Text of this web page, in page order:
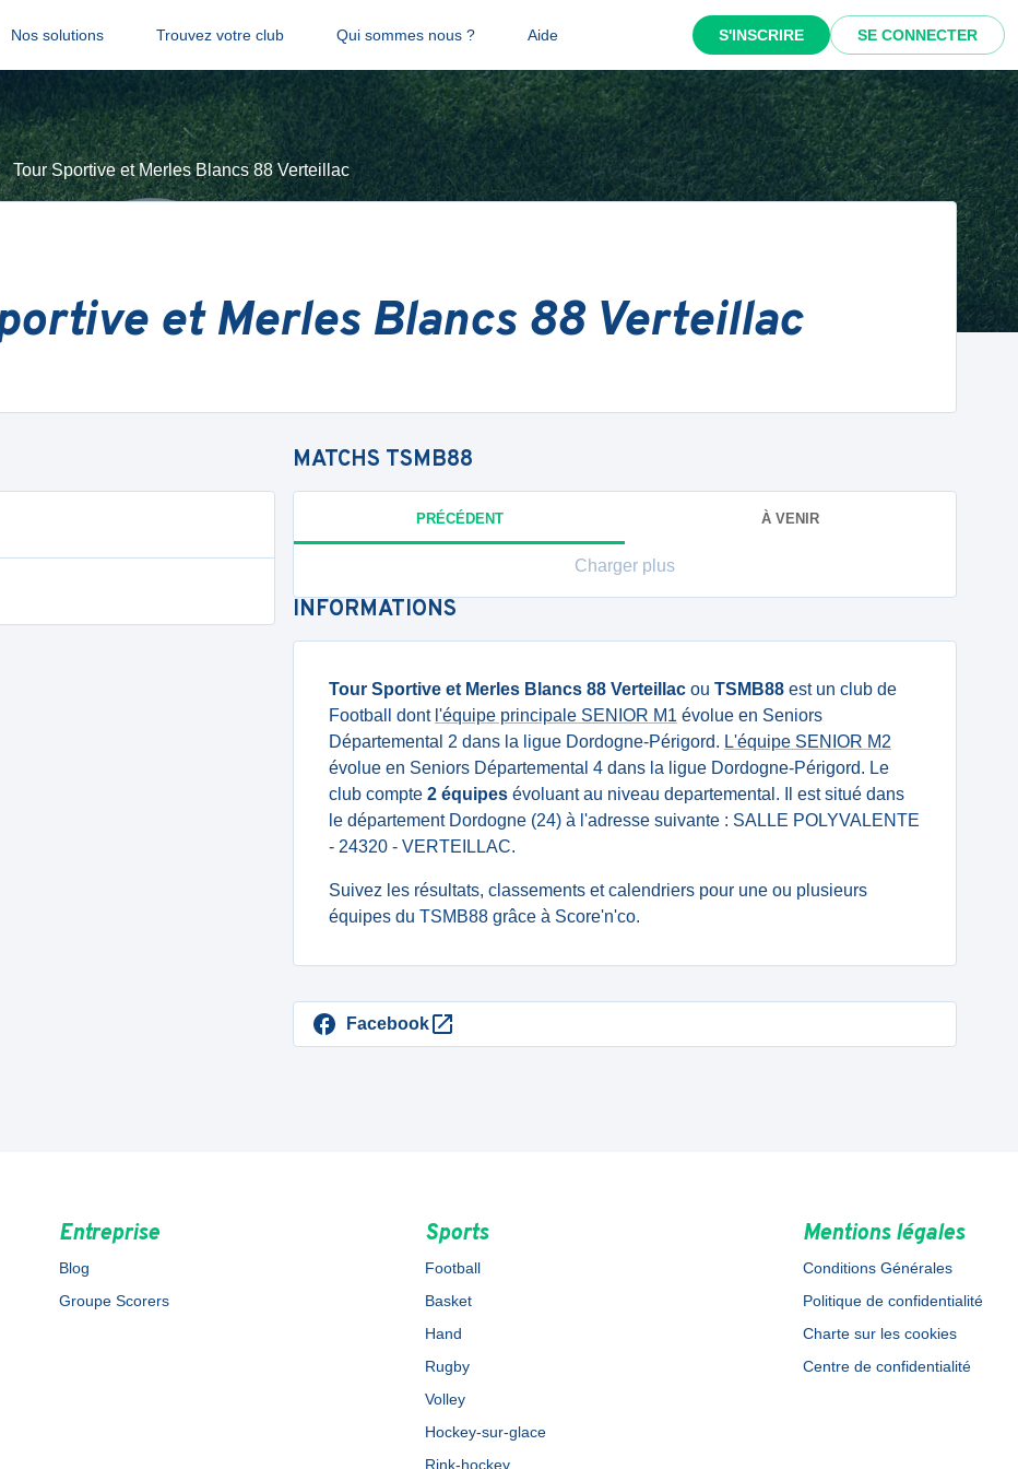
Nos solutions Trouvez votre club Qui sommes nous ? Aide S'INSCRIRE SE CONNECTER
Tour Sportive et Merles Blancs 88 Verteillac
et Merles Blancs 88 Verteillac
MATCHS TSMB88
PRÉCÉDENT À VENIR
Charger plus
INFORMATIONS
Tour Sportive et Merles Blancs 88 Verteillac ou TSMB88 est un club de
Football dont l'équipe principale SENIOR M1 évolue en Seniors
Départemental 2 dans la ligue Dordogne-Périgord. L'équipe SENIOR M2
évolue en Seniors Départemental 4 dans la ligue Dordogne-Périgord. Le
club compte 2 équipes évoluant au niveau departemental. Il est situé dans
le département Dordogne (24) à l'adresse suivante : SALLE POLYVALENTE
- 24320 - VERTEILLAC.
Suivez les résultats, classements et calendriers pour une ou plusieurs
équipes du TSMB88 grâce à Score'n'co.
Facebook
Entreprise
Blog
Groupe Scorers
Sports
Football
Basket
Hand
Rugby
Volley
Hockey-sur-glace
Rink-hockey
Mentions légales
Conditions Générales
Politique de confidentialité
Charte sur les cookies
Centre de confidentialité